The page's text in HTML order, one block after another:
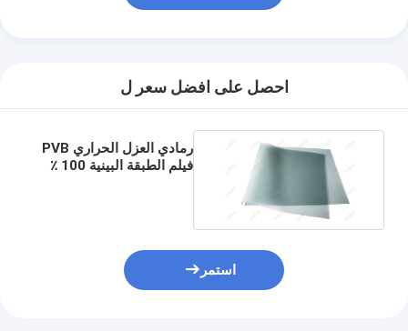
احصل على افضل سعر ل
رمادي العزل الحراري PVB
فيلم الطبقة البينية 100 ٪
استمر